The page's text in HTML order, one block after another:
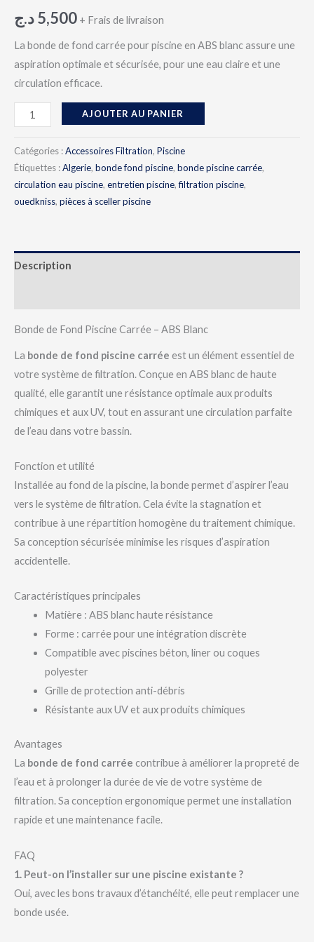
5,500د.ج + Frais de livraison
La bonde de fond carrée pour piscine en ABS blanc assure une
aspiration optimale et sécurisée, pour une eau claire et une
circulation efficace.
AJOUTER AU PANIER
Catégories :Accessoires Filtration, Piscine
Étiquettes :Algerie, bonde fond piscine, bonde piscine carrée,
circulation eau piscine, entretien piscine,filtration piscine,
ouedkniss, pièces à sceller piscine
Description
Bonde de Fond Piscine Carrée – ABS Blanc
La bonde de fond piscine carrée est un élément essentiel de
votre système de filtration. Conçue en ABS blanc de haute
qualité, elle garantit une résistance optimale aux produits
chimiques et aux UV, tout en assurant une circulation parfaite
de l’eau dans votre bassin.
Fonction et utilité
Installée au fond de la piscine, la bonde permet d’aspirer l’eau
vers le système de filtration. Cela évite la stagnation et
contribue à une répartition homogène du traitement chimique.
Sa conception sécurisée minimise les risques d’aspiration
accidentelle.
Caractéristiques principales
Matière : ABS blanc haute résistance
Forme : carrée pour une intégration discrète
Compatible avec piscines béton, liner ou coques
polyester
Grille de protection anti-débris
Résistante aux UV et aux produits chimiques
Avantages
La bonde de fond carrée contribue à améliorer la propreté de
l’eau et à prolonger la durée de vie de votre système de
filtration. Sa conception ergonomique permet une installation
rapide et une maintenance facile.
FAQ
1. Peut-on l’installer sur une piscine existante ?
Oui, avec les bons travaux d’étanchéité, elle peut remplacer une
bonde usée.